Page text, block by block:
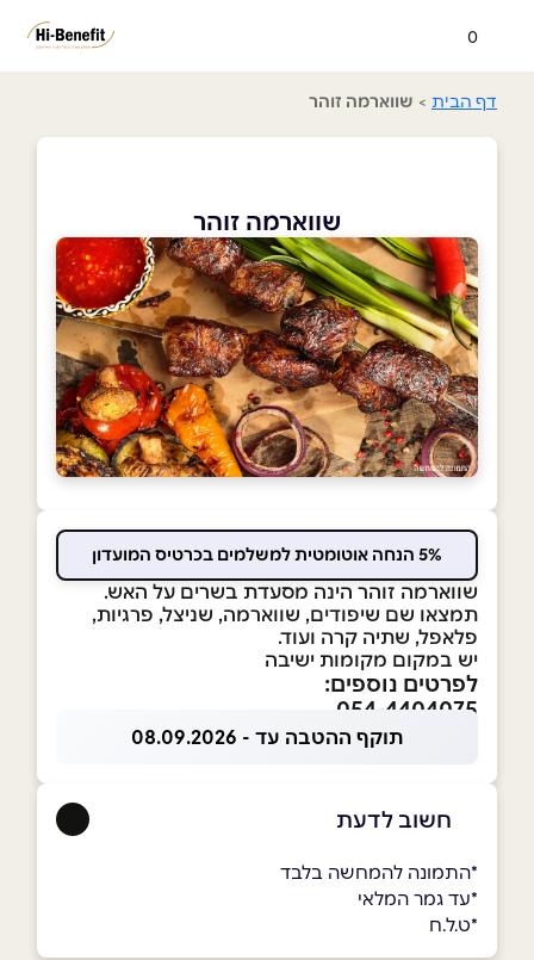
0
דף הבית > שווארמה זוהר
שווארמה זוהר
5% הנחה אוטומטית למשלמים בכרטיס המועדון
שווארמה זוהר הינה מסעדת בשרים על האש.
תמצאו שם שיפודים, שווארמה, שניצל, פרגיות,
פלאפל, שתיה קרה ועוד.
יש במקום מקומות ישיבה
לפרטים נוספים:
054-4404075
תוקף ההטבה עד - 08.09.2026
חשוב לדעת
*התמונה להמחשה בלבד
*עד גמר המלאי
*ט.ל.ח